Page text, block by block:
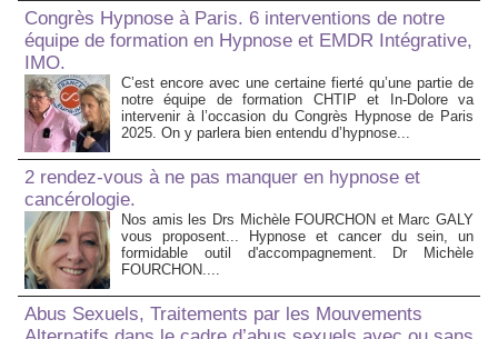
Congrès Hypnose à Paris. 6 interventions de notre
équipe de formation en Hypnose et EMDR Intégrative,
IMO.
C’est encore avec une certaine fierté qu’une partie de
notre équipe de formation CHTIP et In-Dolore va
intervenir à l’occasion du Congrès Hypnose de Paris
2025. On y parlera bien entendu d’hypnose...
2 rendez-vous à ne pas manquer en hypnose et
cancérologie.
Nos amis les Drs Michèle FOURCHON et Marc GALY
vous proposent... Hypnose et cancer du sein, un
formidable outil d'accompagnement. Dr Michèle
FOURCHON....
Abus Sexuels, Traitements par les Mouvements